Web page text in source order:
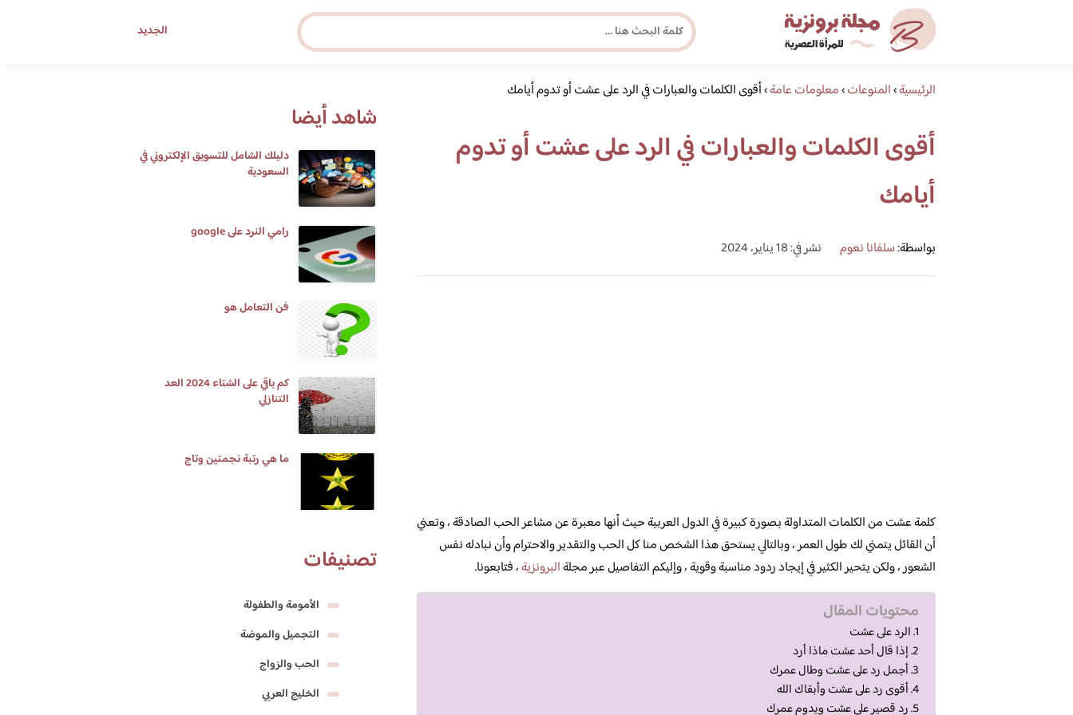
الجديد
مجلة برونزية للفتاة العصرية
ابحث عن أي موضوع يهمك
الرئيسية›المنوعات›معلومات عامة›أقوى الكلمات والعبارات في الرد على عشت أو تدوم أيامك
أقوى الكلمات والعبارات في الرد على عشت أو تدوم
أيامك
بواسطة:سلفانا نعوم نشر في: 18 يناير، 2024
كلمة عشت من الكلمات المتداولة بصورة كبيرة في الدول العربية حيث أنها معبرة عن مشاعر الحب الصادقة ، وتعني
أن القائل يتمني لك طول العمر ، وبالتالي يستحق هذا الشخص منا كل الحب والتقدير والاحترام وأن نبادله نفس
الشعور ، ولكن يتحير الكثير في إيجاد ردود مناسبة وقوية ، وإليكم التفاصيل عبر مجلةالبرونزية، فتابعونا.
محتويات المقال
الرد على عشت
إذا قال أحد عشت ماذا أرد
أجمل رد على عشت وطال عمرك
أقوى رد على عشت وأبقاك الله
رد قصير على عشت ويدوم عمرك
شاهد أيضا
دليلك الشامل للتسويق الإلكتروني في
السعودية
رامي النرد على google
فن التعامل هو
كم باقي على الشتاء 2024 العد
التنازلي
ما هي رتبة نجمتين وتاج
تصنيفات
الأمومة والطفولة
التجميل والموضة
الحب والزواج
الخليج العربي